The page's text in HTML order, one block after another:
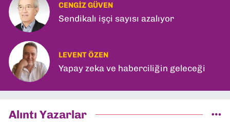
CENGIZ GÜVEN
Sendikalı işçi sayısı azalıyor
LEVENT ÖZEN
Yapay zeka ve haberciliğin geleceği
Alıntı Yazarlar